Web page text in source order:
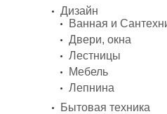
Дизайн
Ванная и
Двери, окна
Лестницы
Мебель
Лепнина
Бытовая техника